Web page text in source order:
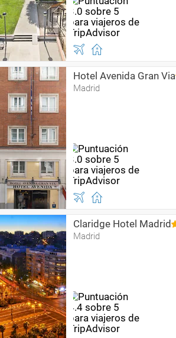
Hotel Avenida Gran Via
Madrid
Claridge Hotel Madrid
Madrid